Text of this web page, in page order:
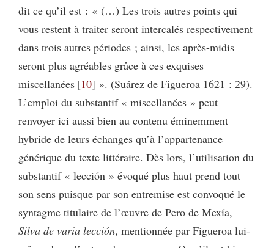
dit ce qu’il est : « (…) Les trois autres points qui
vous restent à traiter seront intercalés respectivement
dans trois autres périodes ; ainsi, les après-midis
seront plus agréables grâce à ces exquises
miscellanées 10 ». (Suárez de Figueroa 1621 : 29).
L’emploi du substantif « miscellanées » peut
renvoyer ici aussi bien au contenu éminemment
hybride de leurs échanges qu’à l’appartenance
générique du texte littéraire. Dès lors, l’utilisation du
substantif « lección » évoqué plus haut prend tout
son sens puisque par son entremise est convoqué le
syntagme titulaire de l’œuvre de Pero de Mexía,
Silva de varia lección, mentionnée par Figueroa lui-